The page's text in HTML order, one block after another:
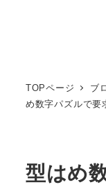
TOPページ ブ
め数字パズルで要
型はめ